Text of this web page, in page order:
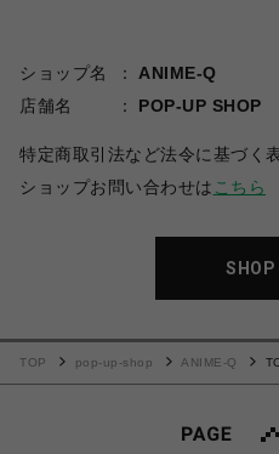
ショップ名
ANIME-Q
店舗名
POP-UP SHOP
特定商取引法など法令に基づく
ショップお問い合わせは こちら
TOP pop-up-shop ANIME-Q